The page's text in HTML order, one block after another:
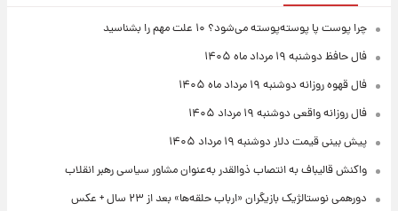
چرا پوست پا پوسته‌پوسته می‌شود؟ ۱۰ علت مهم را بشناسید
فال حافظ دوشنبه ۱۹ مرداد ماه ۱۴۰۵
فال قهوه روزانه دوشنبه ۱۹ مرداد ماه ۱۴۰۵
فال روزانه واقعی دوشنبه ۱۹ مرداد ۱۴۰۵
پیش‌ بینی قیمت دلار دوشنبه ۱۹ مرداد ۱۴۰۵
واکنش قالیباف به انتصاب ذوالقدر به‌عنوان مشاور سیاسی رهبر انقلاب
دورهمی نوستالژیک بازیگران «ارباب حلقه‌ها» بعد از ۲۳ سال + عکس